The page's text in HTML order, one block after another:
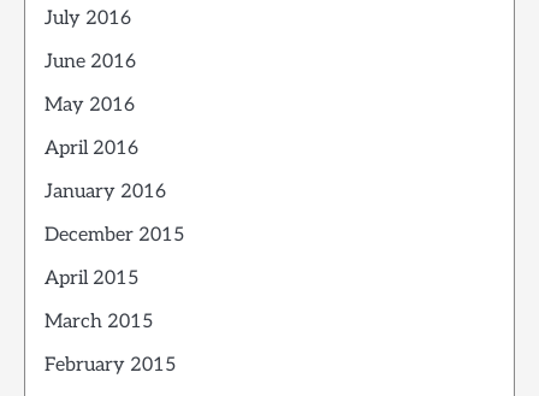
July 2016
June 2016
May 2016
April 2016
January 2016
December 2015
April 2015
March 2015
February 2015